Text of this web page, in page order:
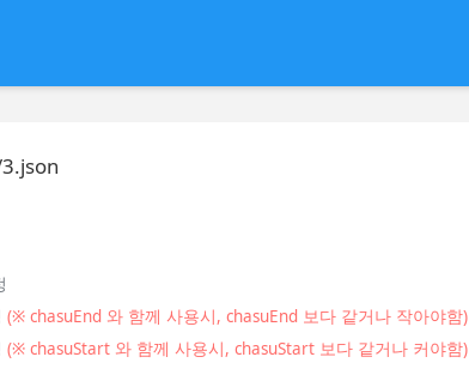
(※ chasuEnd 와 함께 사용시, chasuEnd 보다 같거나 작아야함)
(※ chasuStart 와 함께 사용시, chasuStart 보다 같거나 커야함)